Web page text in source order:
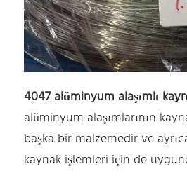
4047 alüminyum alaşımlı
alüminyum alaşımlarının
başka bir malzemedir ve
kaynak işlemleri için de